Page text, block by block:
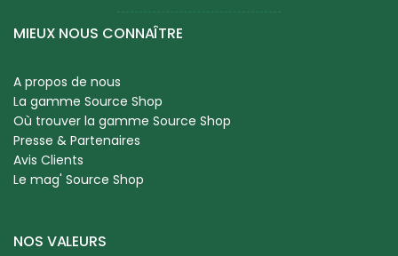
MIEUX NOUS CONNAÎTRE
A propos de nous
La gamme Source Shop
Où trouver la gamme Source Shop
Presse & Partenaires
Avis Clients
Le mag' Source Shop
NOS VALEURS